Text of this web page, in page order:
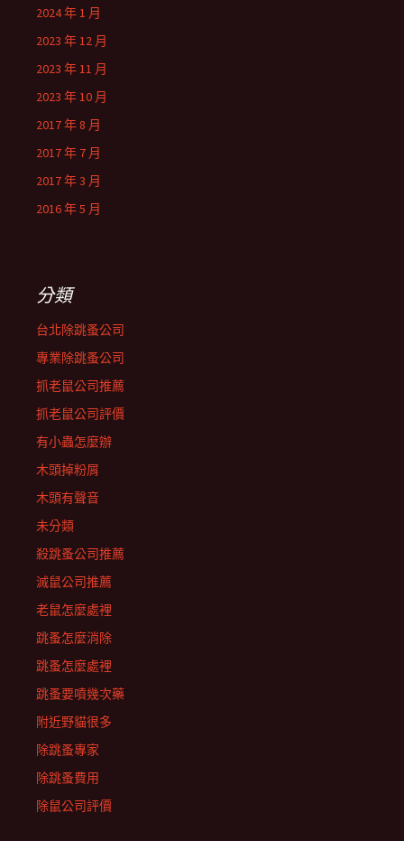
2024 年 1 月
2023 年 12 月
2023 年 11 月
2023 年 10 月
2017 年 8 月
2017 年 7 月
2017 年 3 月
2016 年 5 月
分類
台北除跳蚤公司
專業除跳蚤公司
抓老鼠公司推薦
抓老鼠公司評價
有小蟲怎麼辦
木頭掉粉屑
木頭有聲音
未分類
殺跳蚤公司推薦
滅鼠公司推薦
老鼠怎麼處裡
跳蚤怎麼消除
跳蚤怎麼處裡
跳蚤要噴幾次藥
附近野貓很多
除跳蚤專家
除跳蚤費用
除鼠公司評價